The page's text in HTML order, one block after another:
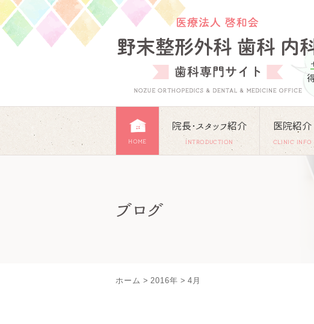
HOME
院長･スタッフ紹介
INTRODUCTION
医院紹介
CLINIC INFO
ブログ
ホーム >2016年 >4月